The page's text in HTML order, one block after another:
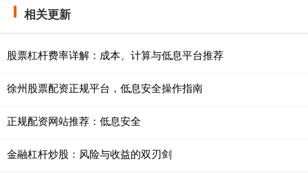
相关更新
股票杠杆费率详解：成本、计算与低息平台推荐
徐州股票配资正规平台，低息安全操作指南
正规配资网站推荐：低息安全
金融杠杆炒股：风险与收益的双刃剑